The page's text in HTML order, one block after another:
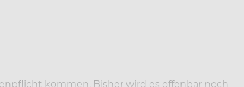
kommen. Bisher wird es offenbar noch